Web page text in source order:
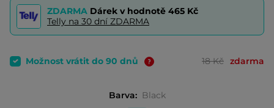
ZDARMA Dárek v hodnotě 465 Kč
Telly na 30 dní ZDARMA
Možnost vrátit do 90 dnů 18 Kč zdarma
Barva: Black